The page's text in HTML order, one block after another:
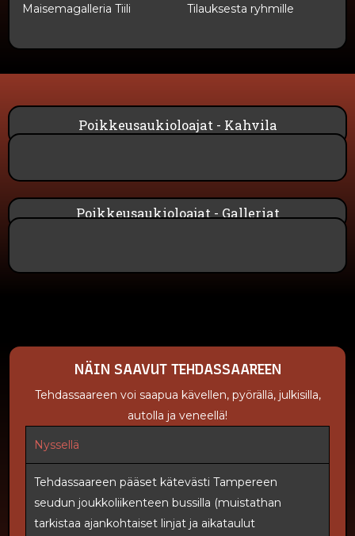
Maisemagalleria Tiili Tilauksesta ryhmille
Poikkeusaukioloajat - Kahvila
Poikkeusaukioloajat - Galleriat
NÄIN SAAVUT TEHDASSAAREEN
Tehdassaareen voi saapua kävellen, pyörällä, julkisilla,
autolla ja veneellä!
Nyssellä
Tehdassaareen pääset kätevästi Tampereen
seudun joukkoliikenteen bussilla (muistathan
tarkistaa ajankohtaiset linjat ja aikataulut